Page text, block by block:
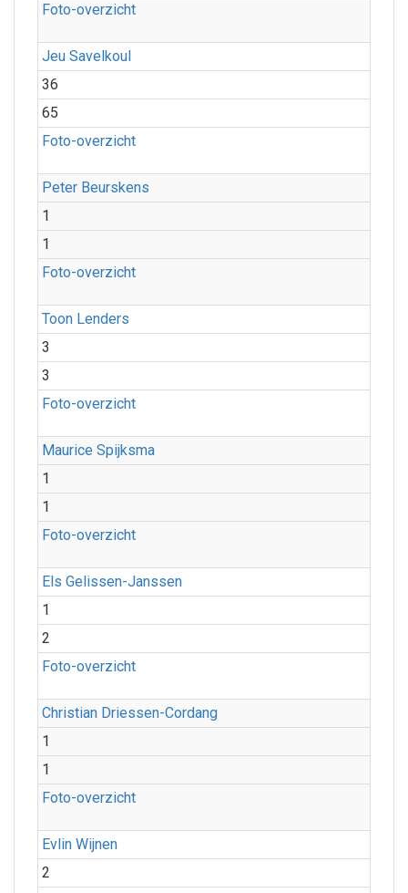
Foto-overzicht
Jeu Savelkoul
36
65
Foto-overzicht
Peter Beurskens
1
1
Foto-overzicht
Toon Lenders
3
3
Foto-overzicht
Maurice Spijksma
1
1
Foto-overzicht
Els Gelissen-Janssen
1
2
Foto-overzicht
Christian Driessen-Cordang
1
1
Foto-overzicht
Evlin Wijnen
2